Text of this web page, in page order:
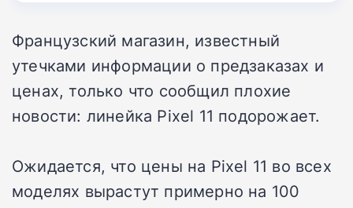
Французский магазин, известный
утечками информации о предзаказах и
ценах, только что сообщил плохие
новости: линейка Pixel 11 подорожает.
Ожидается, что цены на Pixel 11 во всех
моделях вырастут примерно на 100